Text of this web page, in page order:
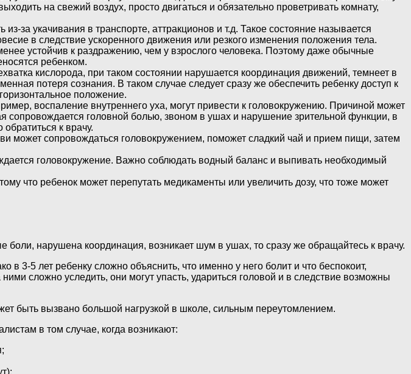
на свежий воздух, просто двигаться и обязательно проветривать комнату,
из-за укачивания в транспорте, аттракционов и т.д. Такое состояние называется
в следствие ускоренного движения или резкого изменения положения тела.
устойчив к раздражению, чем у взрослого человека. Поэтому даже обычные
ребенком.
кислорода, при таком состоянии нарушается координация движений, темнеет в
потеря сознания. В таком случае следует сразу же обеспечить ребенку доступ к
положение.
воспаление внутреннего уха, могут привести к головокружению. Причиной может
сопровождается головной болью, звоном в ушах и нарушение зрительной функции, в
к врачу.
может сопровождаться головокружением, поможет сладкий чай и прием пищи, затем
головокружение. Важно соблюдать водный баланс и выпивать необходимый
что ребенок может перепутать медикаменты или увеличить дозу, что тоже может
нарушена координация, возникает шум в ушах, то сразу же обращайтесь к врачу.
в 3-5 лет ребенку сложно объяснить, что именно у него болит и что беспокоит,
сложно уследить, они могут упасть, удариться головой и в следствие возможны
быть вызвано большой нагрузкой в школе, сильным переутомлением.
в том случае, когда возникают: